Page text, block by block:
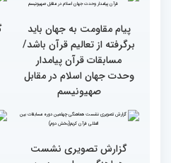
برگزاری مراسم قرعه‌‌کشی
نوبت اجرای شرکت‌کنندگان
در مسابقات بین‌المللی قرآن